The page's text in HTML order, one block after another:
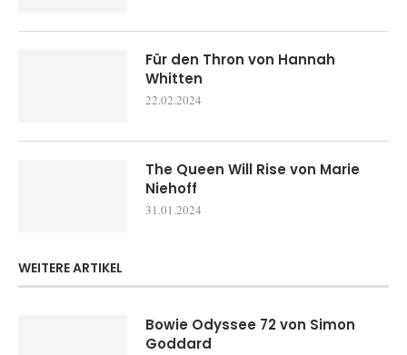
Für den Thron von Hannah
Whitten
22.02.2024
The Queen Will Rise von Marie
Niehoff
31.01.2024
WEITERE ARTIKEL
Bowie Odyssee 72 von Simon
Goddard